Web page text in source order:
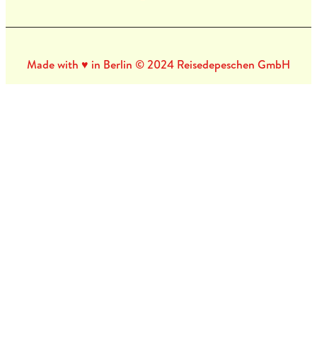
Made with ♥ in Berlin © 2024 Reisedepeschen GmbH